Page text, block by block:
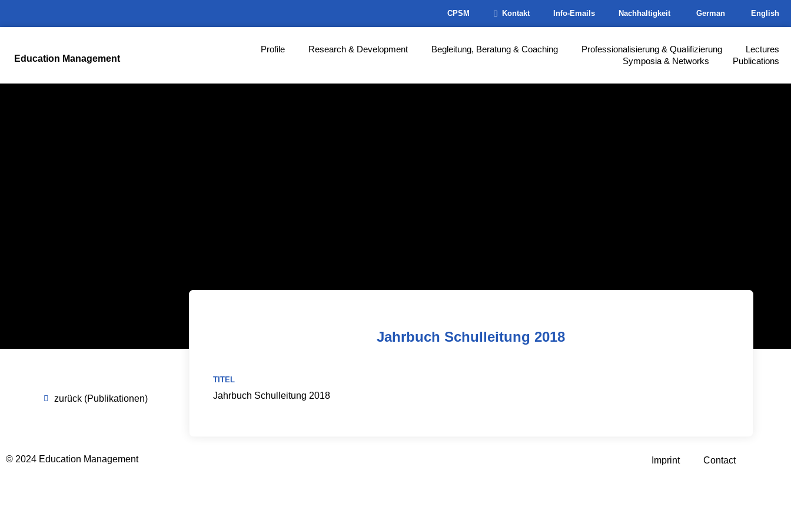
CPSM Kontakt Info-Emails Nachhaltigkeit German English
Education Management
Profile Research & Development Begleitung, Beratung & Coaching Professionalisierung & Qualifizierung
Lectures
Symposia & Networks
Publications
zurück (Publikationen)
Jahrbuch Schulleitung 2018
TITEL
Jahrbuch Schulleitung 2018
© 2024 Education Management Imprint Contact